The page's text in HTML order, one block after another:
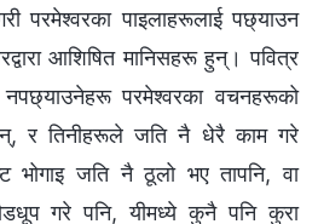
परमेश्‍वरका पाइलाहरूलाई पछ्याउन
आशिषित मानिसहरू हुन्। पवित्र
नपछ्याउनेहरू परमेश्‍वरका वचनहरूको
र तिनीहरूले जति नै धेरै काम गरे
भोगाइ जति नै ठूलो भए तापनि, वा
गरे पनि, यीमध्ये कुनै पनि कुरा